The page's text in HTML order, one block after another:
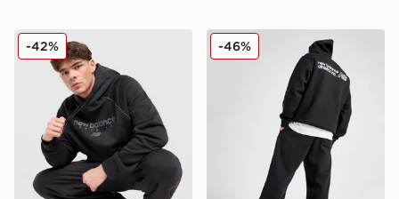
New Balance Giacca Sportiva Trackside Piping
-42% New Balance Felpa con
-46%